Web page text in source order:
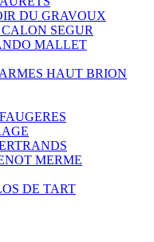
DU GRAVOUX
SEGUR
MALLET
HAUT BRION
MERME
DE TART